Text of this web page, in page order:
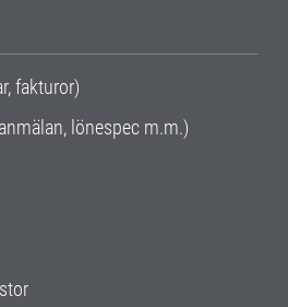
fakturor)
lönespec m.m.)